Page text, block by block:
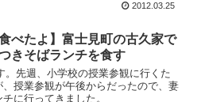
2012.03.25
食べたよ】富士見町の古久家で
きそばランチを食す
。先週、小学校の授業参観に行くた
授業参観が午後からだったので、妻
に行ってきました。